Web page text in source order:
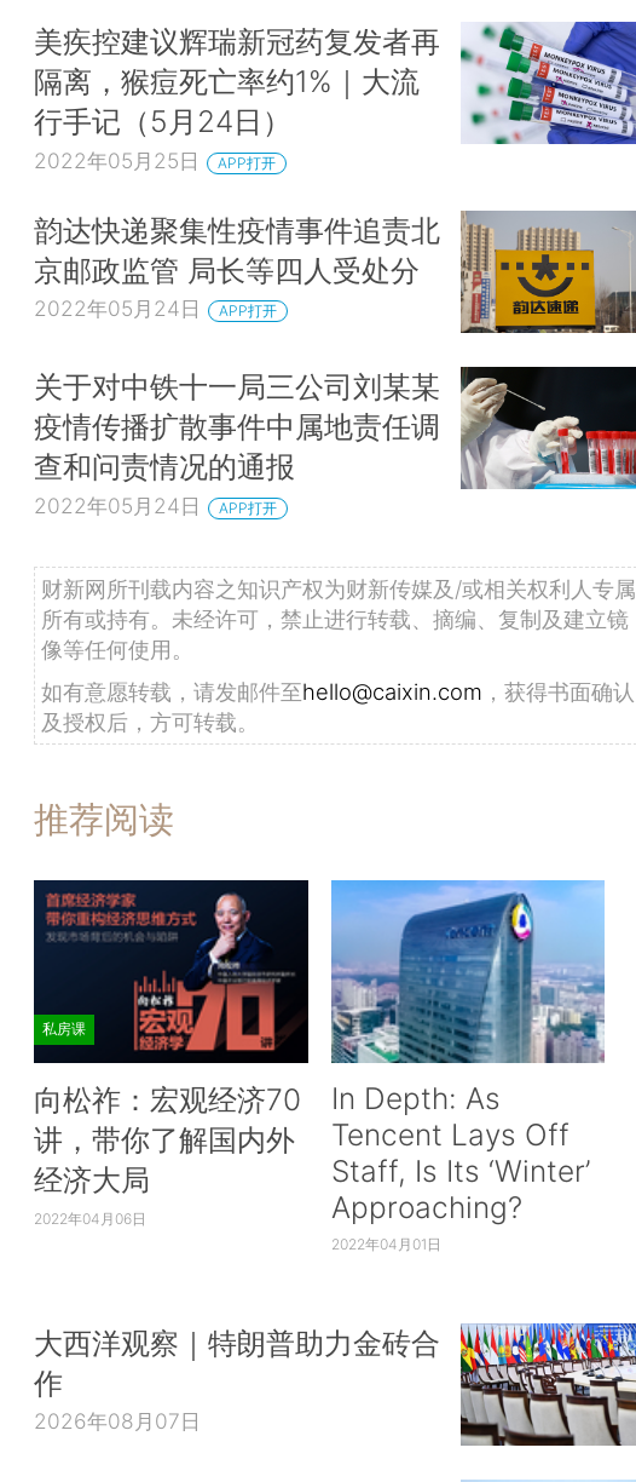
美疾控建议辉瑞新冠药复发者再
隔离，猴痘死亡率约1%｜大流
行手记（5月24日）
2022年05月25日 APP打开
韵达快递聚集性疫情事件追责北
京邮政监管 局长等四人受处分
2022年05月24日 APP打开
关于对中铁十一局三公司刘某某
疫情传播扩散事件中属地责任调
查和问责情况的通报
2022年05月24日 APP打开
财新网所刊载内容之知识产权为财新传媒及/或相关权利人专属
所有或持有。未经许可，禁止进行转载、摘编、复制及建立镜
像等任何使用。
如有意愿转载，请发邮件至hello@caixin.com ，获得书面确认
及授权后，方可转载。
推荐阅读
私房课
向松祚：宏观经济70
讲，带你了解国内外
经济大局
2022年04月06日
In Depth: As
Tencent Lays Off
Staff, Is Its ‘Winter’
Approaching?
2022年04月01日
大西洋观察｜特朗普助力金砖合
作
2026年08月07日